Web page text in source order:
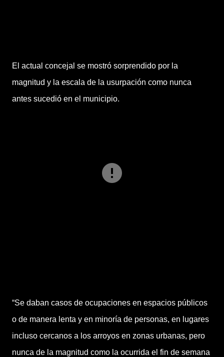
El actual concejal se mostró sorprendido por la
magnitud y la escala de la usurpación como nunca
antes sucedió en el municipio.
“Se daban casos de ocupaciones en espacios públicos
o de manera lenta y en minoría de personas, en lugares
incluso cercanos a los arroyos en zonas urbanas, pero
nunca de la magnitud como la ocurrida el fin de semana